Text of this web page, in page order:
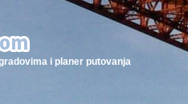
i planer putovanja